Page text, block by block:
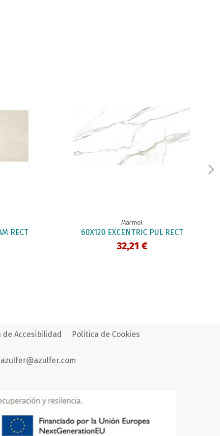
RECT
Mármol
60X120 EXCENTRIC PUL RECT
32,21 €
de Accesibilidad Política de Cookies
azulfer@azulfer.com